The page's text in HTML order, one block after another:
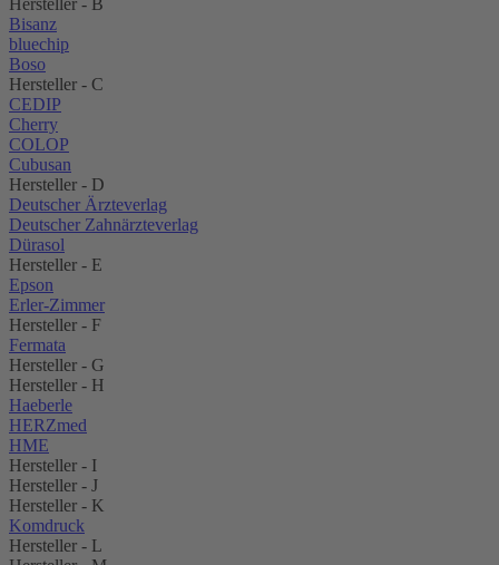
Hersteller - B
Bisanz
bluechip
Boso
Hersteller - C
CEDIP
Cherry
COLOP
Cubusan
Hersteller - D
Deutscher Ärzteverlag
Deutscher Zahnärzteverlag
Dürasol
Hersteller - E
Epson
Erler-Zimmer
Hersteller - F
Fermata
Hersteller - G
Hersteller - H
Haeberle
HERZmed
HME
Hersteller - I
Hersteller - J
Hersteller - K
Komdruck
Hersteller - L